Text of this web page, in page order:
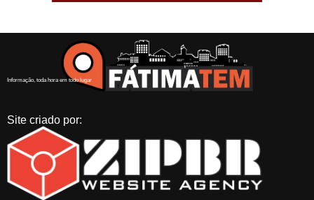
Informação, toda hora em todo lugar
Site criado por: